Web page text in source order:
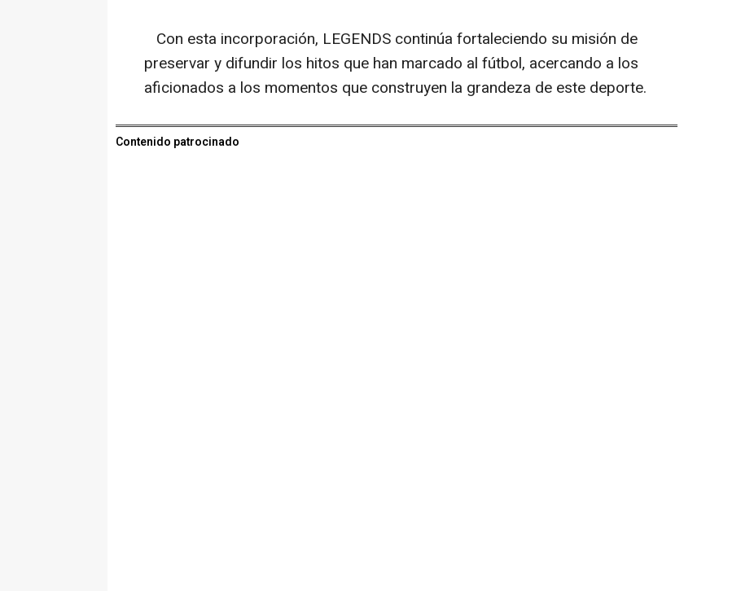
Con esta incorporación, LEGENDS continúa fortaleciendo su misión de
preservar y difundir los hitos que han marcado al fútbol, acercando a los
aficionados a los momentos que construyen la grandeza de este deporte.
Contenido patrocinado